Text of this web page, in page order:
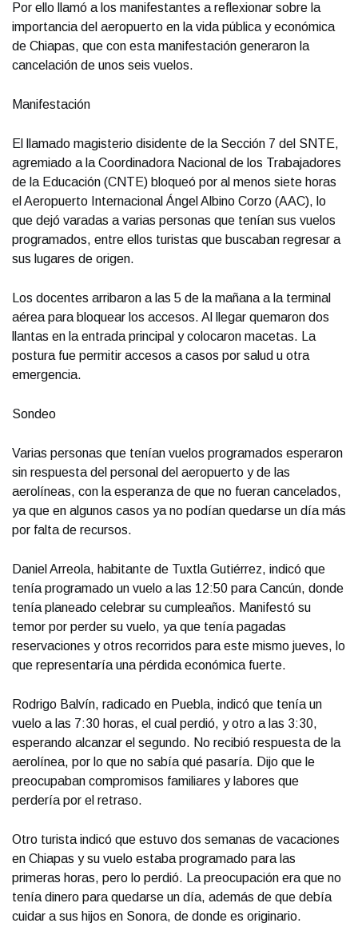
Por ello llamó a los manifestantes a reflexionar sobre la
importancia del aeropuerto en la vida pública y económica
de Chiapas, que con esta manifestación generaron la
cancelación de unos seis vuelos.
Manifestación
El llamado magisterio disidente de la Sección 7 del SNTE,
agremiado a la Coordinadora Nacional de los Trabajadores
de la Educación (CNTE) bloqueó por al menos siete horas
el Aeropuerto Internacional Ángel Albino Corzo (AAC), lo
que dejó varadas a varias personas que tenían sus vuelos
programados, entre ellos turistas que buscaban regresar a
sus lugares de origen.
Los docentes arribaron a las 5 de la mañana a la terminal
aérea para bloquear los accesos. Al llegar quemaron dos
llantas en la entrada principal y colocaron macetas. La
postura fue permitir accesos a casos por salud u otra
emergencia.
Sondeo
Varias personas que tenían vuelos programados esperaron
sin respuesta del personal del aeropuerto y de las
aerolíneas, con la esperanza de que no fueran cancelados,
ya que en algunos casos ya no podían quedarse un día más
por falta de recursos.
Daniel Arreola, habitante de Tuxtla Gutiérrez, indicó que
tenía programado un vuelo a las 12:50 para Cancún, donde
tenía planeado celebrar su cumpleaños. Manifestó su
temor por perder su vuelo, ya que tenía pagadas
reservaciones y otros recorridos para este mismo jueves, lo
que representaría una pérdida económica fuerte.
Rodrigo Balvín, radicado en Puebla, indicó que tenía un
vuelo a las 7:30 horas, el cual perdió, y otro a las 3:30,
esperando alcanzar el segundo. No recibió respuesta de la
aerolínea, por lo que no sabía qué pasaría. Dijo que le
preocupaban compromisos familiares y labores que
perdería por el retraso.
Otro turista indicó que estuvo dos semanas de vacaciones
en Chiapas y su vuelo estaba programado para las
primeras horas, pero lo perdió. La preocupación era que no
tenía dinero para quedarse un día, además de que debía
cuidar a sus hijos en Sonora, de donde es originario.